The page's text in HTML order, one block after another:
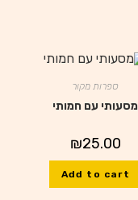
ספרות מקור
מסעותי עם חמותי
₪25.00
Add to cart